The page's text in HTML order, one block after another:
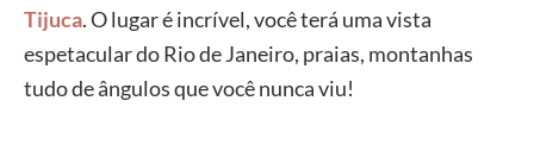
Tijuca. O lugar é incrível, você terá uma vista
espetacular do Rio de Janeiro, praias, montanhas
tudo de ângulos que você nunca viu!